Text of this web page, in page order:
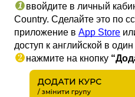
ввойдите в личный
Country. Сделайте это по
приложение в App Store
доступ к английской в один
нажмите на кнопку